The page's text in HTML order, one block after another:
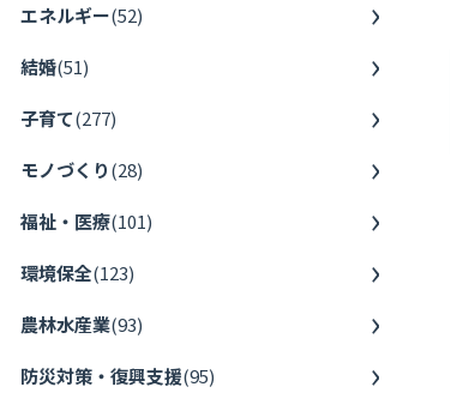
エネルギー(52)
結婚(51)
子育て(277)
モノづくり(28)
福祉・医療(101)
環境保全(123)
農林水産業(93)
防災対策・復興支援(95)